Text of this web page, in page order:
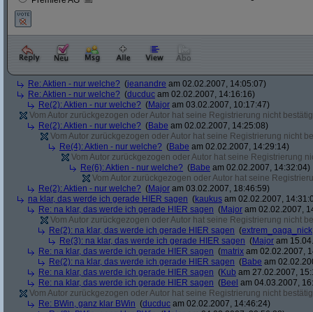
Re: Aktien - nur welche? (jeanandre am 02.02.2007, 14:05:07)
Re: Aktien - nur welche? (ducduc am 02.02.2007, 14:16:16)
Re(2): Aktien - nur welche? (Major am 03.02.2007, 10:17:47)
Vom Autor zurückgezogen oder Autor hat seine Registrierung nicht
Re(2): Aktien - nur welche? (Babe am 02.02.2007, 14:25:08)
Vom Autor zurückgezogen oder Autor hat seine Registrierung nicht
Re(4): Aktien - nur welche? (Babe am 02.02.2007, 14:29:14)
Vom Autor zurückgezogen oder Autor hat seine Registrierung
Re(6): Aktien - nur welche? (Babe am 02.02.2007, 14:32:04)
Vom Autor zurückgezogen oder Autor hat seine
Re(2): Aktien - nur welche? (Major am 03.02.2007, 18:46:59)
na klar, das werde ich gerade HIER sagen (kaukus am 02.02.2007,
Re: na klar, das werde ich gerade HIER sagen (Major am 02.02.2007,
Vom Autor zurückgezogen oder Autor hat seine Registrierung nicht
Re(2): na klar, das werde ich gerade HIER sagen (extrem_oaga_nick
Re(3): na klar, das werde ich gerade HIER sagen (Major am
Re: na klar, das werde ich gerade HIER sagen (matrix am 02.02.2007,
Re(2): na klar, das werde ich gerade HIER sagen (Babe am
Re: na klar, das werde ich gerade HIER sagen (Kub am 27.02.2007,
Re: na klar, das werde ich gerade HIER sagen (Beel am 04.03.2007,
Vom Autor zurückgezogen oder Autor hat seine Registrierung nicht
Re: BWin, ganz klar BWin (ducduc am 02.02.2007, 14:46:24)